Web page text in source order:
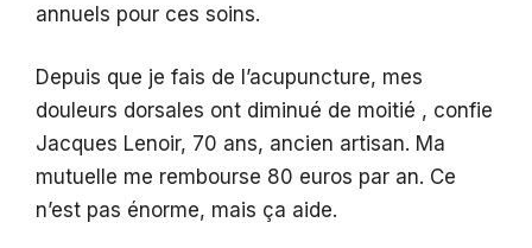
annuels pour ces soins.
Depuis que je fais de l’acupuncture, mes
douleurs dorsales ont diminué de moitié , confie
Jacques Lenoir, 70 ans, ancien artisan. Ma
mutuelle me rembourse 80 euros par an. Ce
n’est pas énorme, mais ça aide.